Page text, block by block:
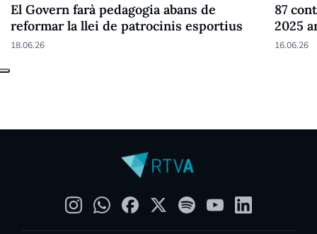
El Govern farà pedagogia abans de
reformar la llei de patrocinis esportius
18.06.26
87
2025
16.06.26